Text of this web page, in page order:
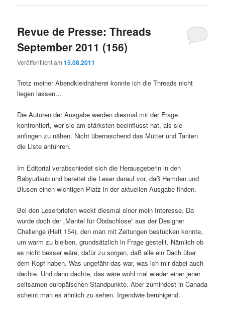
Revue de Presse: Threads
September 2011 (156)
Veröffentlicht am15.08.2011
Trotz meiner Abendkleidnäherei konnte ich die Threads nicht
liegen lassen…
Die Autoren der Ausgabe werden diesmal mit der Frage
konfrontiert, wer sie am stärksten beeinflusst hat, als sie
anfingen zu nähen. Nicht überraschend das Mütter und Tanten
die Liste anführen.
Im Editorial verabschiedet sich die Herausgeberin in den
Babyurlaub und bereitet die Leser darauf vor, daß Hemden und
Blusen einen wichtigen Platz in der aktuellen Ausgabe finden.
Bei den Leserbriefen weckt diesmal einer mein Interesse. Da
wurde doch der „Mantel für Obdachlose“ aus der Designer
Challenge (Heft 154), den man mit Zeitungen bestücken konnte,
um warm zu bleiben, grundsätzlich in Frage gestellt. Nämlich ob
es nicht besser wäre, dafür zu sorgen, daß alle ein Dach über
dem Kopf haben. Was ungefähr das war, was ich mir dabei auch
dachte. Und dann dachte, das wäre wohl mal wieder einer jener
seltsamen europäischen Standpunkte. Aber zumindest in Canada
scheint man es ähnlich zu sehen. Irgendwie beruhigend.